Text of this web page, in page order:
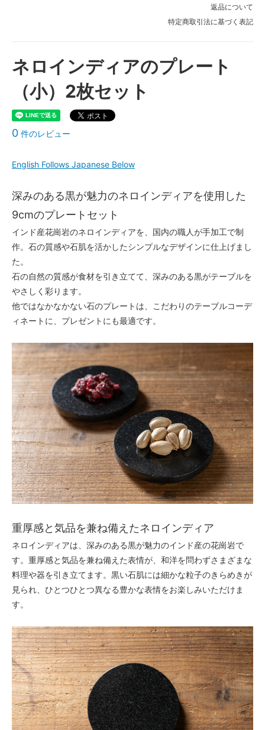
返品について
特定商取引法に基づく表記
ネロインディアのプレート
（小）2枚セット
0 件のレビュー
English Follows Japanese Below
深みのある黒が魅力のネロインディアを使用した
9cmのプレートセット
インド産花崗岩のネロインディアを、国内の職人が手加工で制
作。石の質感や石肌を活かしたシンプルなデザインに仕上げまし
た。
石の自然の質感が食材を引き立てて、深みのある黒がテーブルを
やさしく彩ります。
他ではなかなかない石のプレートは、こだわりのテーブルコーデ
ィネートに、プレゼントにも最適です。
重厚感と気品を兼ね備えたネロインディア
ネロインディアは、深みのある黒が魅力のインド産の花崗岩で
す。重厚感と気品を兼ね備えた表情が、和洋を問わずさまざまな
料理や器を引き立てます。黒い石肌には細かな粒子のきらめきが
見られ、ひとつひとつ異なる豊かな表情をお楽しみいただけま
す。